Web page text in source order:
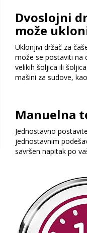
Dvoslojni
može
Uklonjivi držač za
može se postaviti na
velikih šoljica ili
mašini za sudove,
Manuelna
Jednostavno
jednostavnim
savršen napitak po